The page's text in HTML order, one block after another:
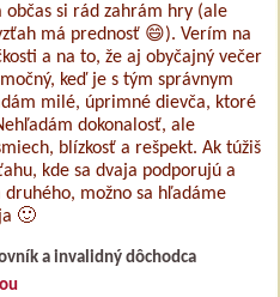
občas si rád zahrám hry (ale
má prednosť 😄). Verím na
a na to, že aj obyčajný večer
keď je s tým správnym
milé, úprimné dievča, ktoré
dokonalosť, ale
blízkosť a rešpekt. Ak túžiš
kde sa dvaja podporujú a
druhého, možno sa hľadáme
🙂
a invalidný dôchodca